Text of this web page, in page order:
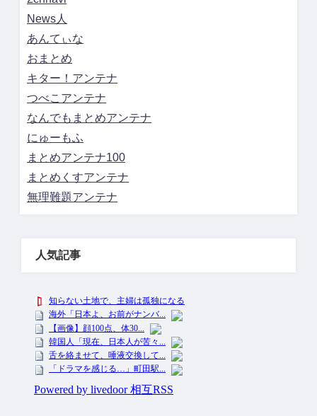
News人
あんてぃな
おまとめ
キター！アンテナ
つべこアンテナ
なんでもまとめアンテナ
にゅーもふ
まとめアンテナ100
まとめくすアンテナ
無理難題アンテナ
人気記事